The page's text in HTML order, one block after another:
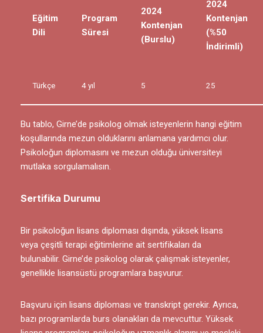
Eğitim
Dili
Program
Süresi
2024
Kontenjan
(Burslu)
2024
Kontenjan
(%50
İndirimli)
Türkçe 4 yıl 5 25
Bu tablo, Girne’de psikolog olmak isteyenlerin hangi eğitim
koşullarında mezun olduklarını anlamana yardımcı olur.
Psikoloğun diplomasını ve mezun olduğu üniversiteyi
mutlaka sorgulamalısın.
Sertifika Durumu
Bir psikoloğun lisans diploması dışında, yüksek lisans
veya çeşitli terapi eğitimlerine ait sertifikaları da
bulunabilir. Girne’de psikolog olarak çalışmak isteyenler,
genellikle lisansüstü programlara başvurur.
Başvuru için lisans diploması ve transkript gerekir. Ayrıca,
bazı programlarda burs olanakları da mevcuttur. Yüksek